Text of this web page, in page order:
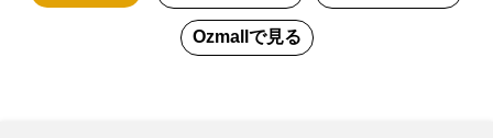
Ozmall で見る